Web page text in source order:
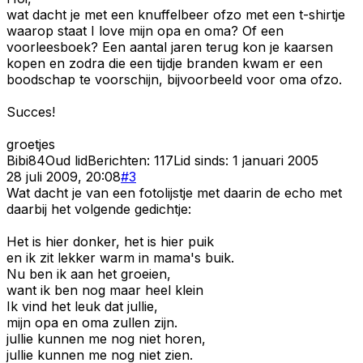
wat dacht je met een knuffelbeer ofzo met een t-shirtje
waarop staat I love mijn opa en oma? Of een
voorleesboek? Een aantal jaren terug kon je kaarsen
kopen en zodra die een tijdje branden kwam er een
boodschap te voorschijn, bijvoorbeeld voor oma ofzo.
Succes!
groetjes
Bibi84Oud lidBerichten: 117Lid sinds: 1 januari 2005
28 juli 2009, 20:08#3
Wat dacht je van een fotolijstje met daarin de echo met
daarbij het volgende gedichtje:
Het is hier donker, het is hier puik
en ik zit lekker warm in mama's buik.
Nu ben ik aan het groeien,
want ik ben nog maar heel klein
Ik vind het leuk dat jullie,
mijn opa en oma zullen zijn.
jullie kunnen me nog niet horen,
jullie kunnen me nog niet zien.